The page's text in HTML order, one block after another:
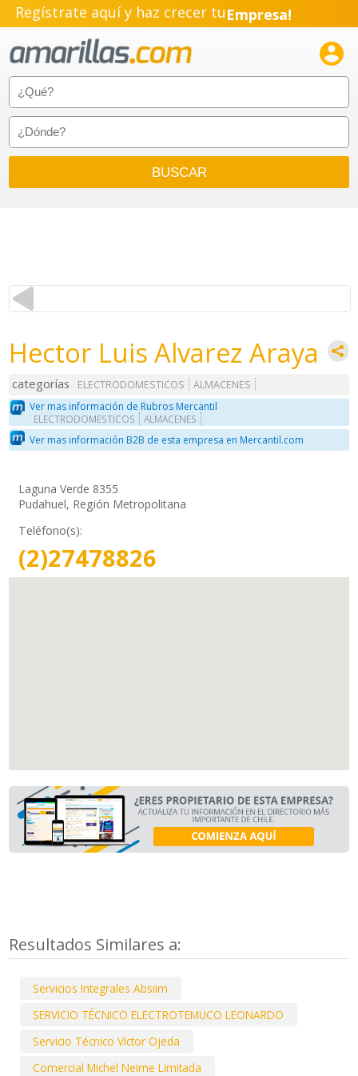
Regístrate aquí y haz crecer tuEmpresa!
Pyme!
Emprendimiento!

Hector Luis Alvarez Araya
categorías ELECTRODOMESTICOS
ALMACENES
Ver mas información de Rubros Mercantil
ELECTRODOMESTICOS ALMACENES
Ver mas información B2B de esta empresa en Mercantil.com
Laguna Verde 8355
Pudahuel, Región Metropolitana
Teléfono(s):
(2)27478826
Resultados Similares a:
Servicios Integrales Absiim
SERVICIO TÉCNICO ELECTROTEMUCO LEONARDO
Servicio Técnico Víctor Ojeda
Comercial Michel Neime Limitada